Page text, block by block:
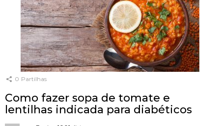
0 Partilhas
Como fazer sopa de tomate e
lentilhas indicada para diabéticos